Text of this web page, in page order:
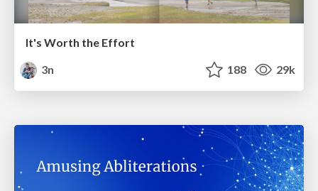
It's Worth the Effort
3n
188 29k